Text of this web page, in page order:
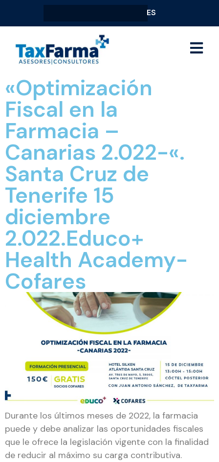
ES
«Optimización
Fiscal en la
Farmacia –
Canarias 2.022-«.
Santa Cruz de
Tenerife 15
diciembre
2.022.Educo+
Health Academy-
Cofares
Durante los últimos meses de 2022, la farmacia
puede y debe analizar las oportunidades fiscales
que le ofrece la legislación vigente con la finalidad
de reducir al máximo su carga contributiva.